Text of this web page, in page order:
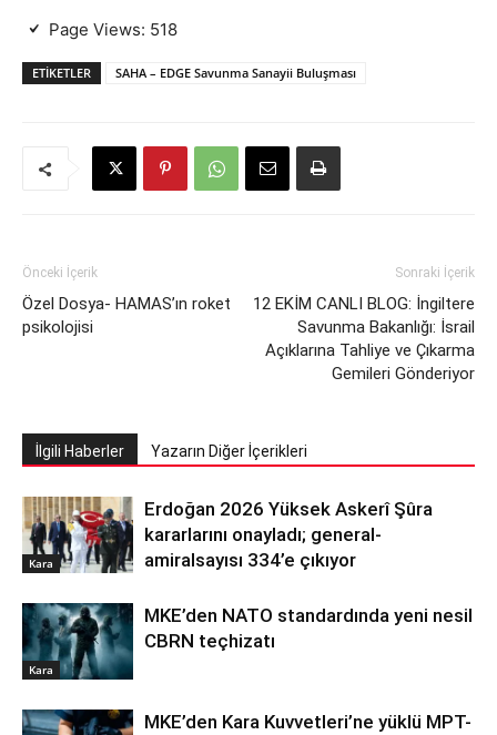
Page Views: 518
ETIKETLER SAHA – EDGE Savunma Sanayii Buluşması
Önceki İçerik
Özel Dosya- HAMAS’ın roket
psikolojisi
Sonraki İçerik
12 EKİM CANLI BLOG: İngiltere
Savunma Bakanlığı: İsrail
Açıklarına Tahliye ve Çıkarma
Gemileri Gönderiyor
İlgili Haberler Yazarın Diğer İçerikleri
Kara
Erdoğan 2026 Yüksek Askerî Şûra
kararlarını onayladı; general-
amiralsayısı 334’e çıkıyor
Kara
MKE’den NATO standardında yeni nesil
CBRN teçhizatı
MKE’den Kara Kuvvetleri’ne yüklü MPT-